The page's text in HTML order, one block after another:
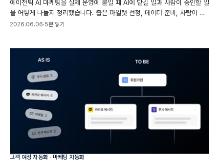
에이전틱 AI 마케팅을 실제 운영에 붙일 때 AI에 맡길 일과 사람이 승인할 일
을 어떻게 나눌지 정리했습니다. 좁은 파일럿 선정, 데이터 준비, 사람이 검
토할 범위까지 가트너와 맥킨지 자료로 짚었습니다.
2026.06.06·5분 읽기
고객 여정 자동화 ∙ 마케팅 자동화